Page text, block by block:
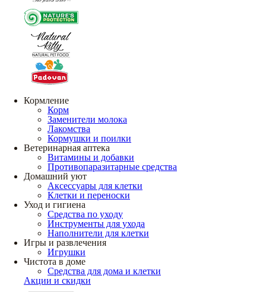
Кормление
Корм
Заменители молока
Лакомства
Кормушки и поилки
Ветеринарная аптека
Витамины и добавки
Противопаразитарные средства
Домашний уют
Аксессуары для клетки
Клетки и переноски
Уход и гигиена
Средства по уходу
Инструменты для ухода
Наполнители для клетки
Игры и развлечения
Игрушки
Чистота в доме
Средства для дома и клетки
Акции и скидки